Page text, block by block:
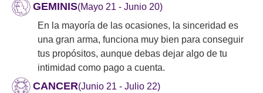
GEMINIS(Mayo 21 - Junio 20)
En la mayoría de las ocasiones, la sinceridad es
una gran arma, funciona muy bien para conseguir
tus propósitos, aunque debas dejar algo de tu
intimidad como pago a cuenta.
CANCER(Junio 21 - Julio 22)